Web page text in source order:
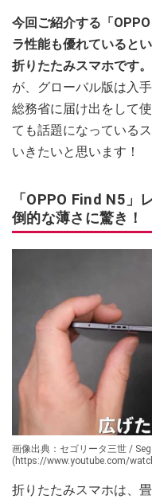
今回ご紹介する「
ラ性能も優れていると
折りたたみスマホです。
が、グローバル版は入
総務省に届け出をして
ても話題になっている
いきたいと思います！
「OPPO Find N5」
倒的な薄さに驚き！
画像出典：セゴリータ三世 /
(https://www.youtube.com/
折りたたみスマホは、